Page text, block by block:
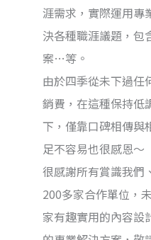
涯需求，實際運用專
決各種職涯議題，包
案…等。
由於四季從未下過任
銷費，在這種保持低
下，僅靠口碑相傳與
足不容易也很感恩～
很感謝所有賞識我們
200多家合作單位，
家有趣實用的內容設